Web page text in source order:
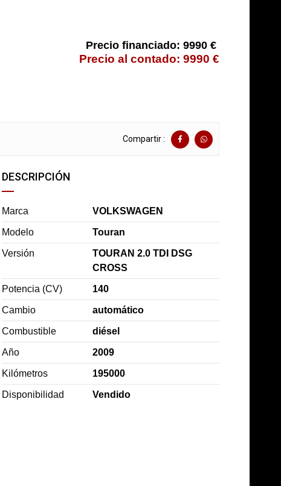
9990 €
9990 €
Compartir :
DESCRIPCIÓN
Marca VOLKSWAGEN
Modelo Touran
Versión
TOURAN 2.0 TDI DSG
CROSS
Potencia (CV) 140
Cambio automático
Combustible diésel
Año 2009
Kilómetros 195000
Disponibilidad Vendido